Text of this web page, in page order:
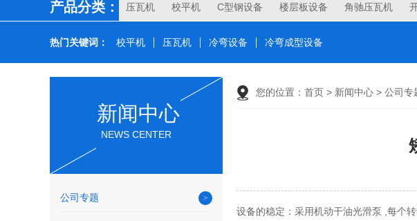
产品分类： 压瓦机 校平机 C型钢设备 楼层板设备 角驰压瓦机
热门关键词： 校平机 压瓦机 冷弯设备 冷弯成型设备
新闻中心
NEWS CENTER
公司专题
您的位置： 首页 > 新闻中心 > 公司专
设备的稳定：采用机动干油光滑泵 ,每个